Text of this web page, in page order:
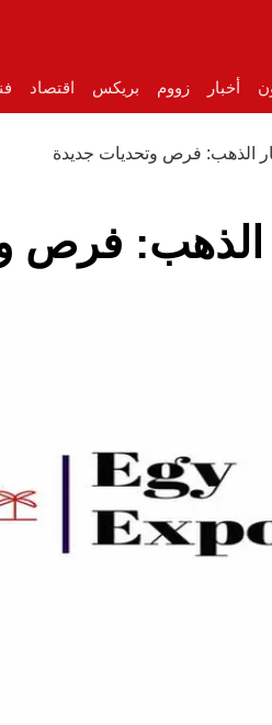
أخبار زووم بريكس اقتصاد
الذهب: فرص وتحديات جديدة
الذهب: فرص